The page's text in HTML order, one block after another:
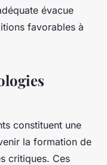
évacue
favorables à
constituent une
la formation de
critiques. Ces